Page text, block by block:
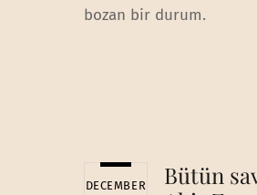
bozan bir durum.
DECEMBER
Bütün